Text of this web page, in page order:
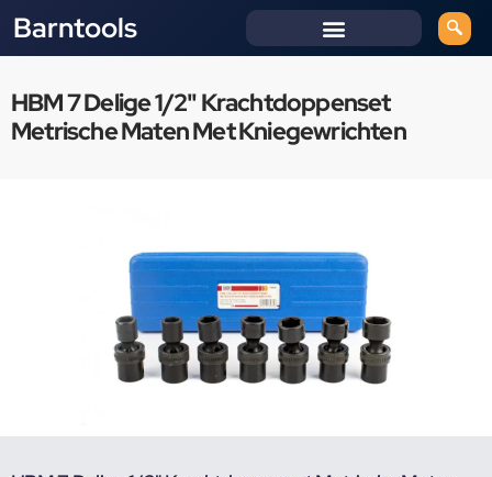
Barntools
HBM 7 Delige 1/2" Krachtdoppenset
Metrische Maten Met Kniegewrichten